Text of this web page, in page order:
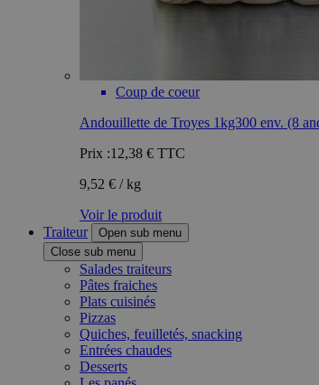
Coup de coeur
Andouillette de Troyes 1kg300 env. (8
Prix :12,38 € TTC
9,52 € / kg
Voir le produit
Traiteur
Open sub menu
Close sub menu
Salades traiteurs
Pâtes fraiches
Plats cuisinés
Pizzas
Quiches, feuilletés, snacking
Entrées chaudes
Desserts